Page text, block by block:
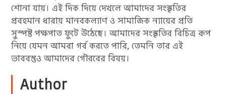
শোনা যায়। এই দিক দিয়ে দেখলে আমাদের সংস্কৃতির
প্রবহমান ধারায় মানবকল্যাণ ও সামাজিক ন্যায়ের প্রতি
সুস্পষ্ট পক্ষপাত ফুটে উঠেছে। আমাদের সংস্কৃতির বিচিত্র রূপ
নিয়ে যেমন আমরা গর্ব করতে পারি, তেমনি তার এই
ভাববস্তুও আমাদের গৌরবের বিষয়।
Author